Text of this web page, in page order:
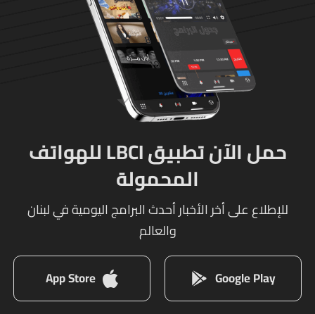
حمل الآن تطبيق LBCI للهواتف
المحمولة
للإطلاع على أخر الأخبار أحدث البرامج اليومية في لبنان
والعالم
Google Play
App Store